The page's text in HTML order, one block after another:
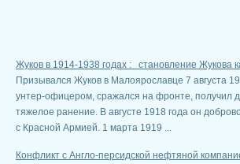
Жуков в 1914-1938 годах : становление Жукова
Призывался Жуков в Малоярославце 7 августа
унтер-офицером, сражался на фронте, полу­чил
тяжелое ра­нение. В августе 1918 года он
с Красной Армией. 1 марта 1919 ...
Конфликт с Англо-персидской нефтяной